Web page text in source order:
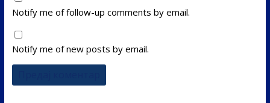
Notify me of follow-up comments by email.
Notify me of new posts by email.